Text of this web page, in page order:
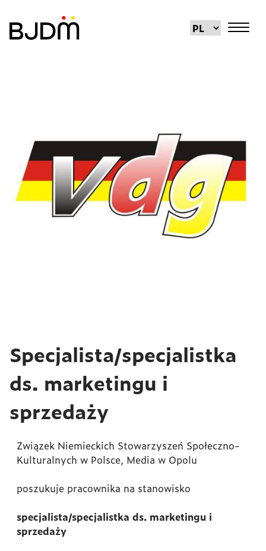
Specjalista/specjalistka
ds. marketingu i
sprzedaży
Związek Niemieckich Stowarzyszeń Społeczno-
Kulturalnych w Polsce, Media w Opolu
poszukuje pracownika na stanowisko
specjalista/specjalistka ds. marketingu i
sprzedaży